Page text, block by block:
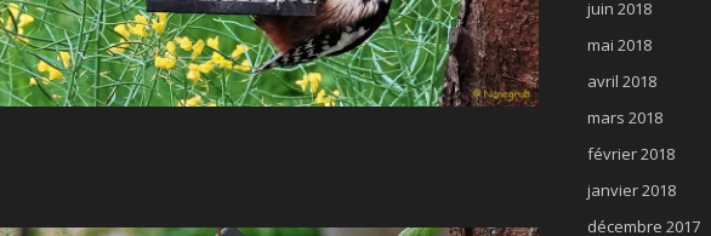
juin 2018
mai 2018
avril 2018
mars 2018
février 2018
janvier 2018
décembre 2017